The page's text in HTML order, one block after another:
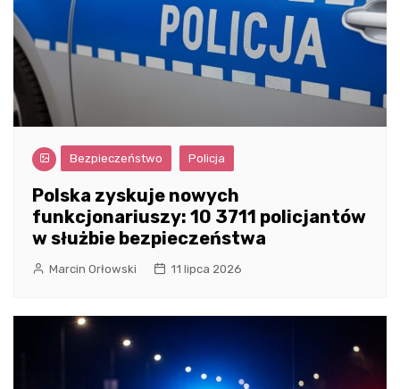
Bezpieczeństwo Policja
Polska zyskuje nowych
funkcjonariuszy: 10 3711 policjantów
w służbie bezpieczeństwa
Marcin Orłowski 11 lipca 2026